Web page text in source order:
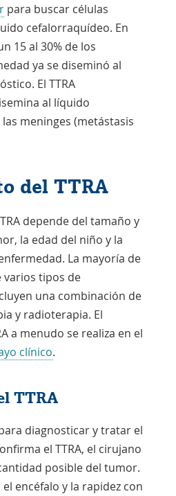
para buscar células
cefalorraquídeo. En
15 al 30% de los
ya se diseminó al
El TTRA
al líquido
meninges (metástasis
del TTRA
depende del tamaño y
la edad del niño y la
La mayoría de
varios tipos de
una combinación de
y radioterapia. El
a menudo se realiza en el
clínico.
TTRA
diagnosticar y tratar el
el TTRA, el cirujano
posible del tumor.
encéfalo y la rapidez con